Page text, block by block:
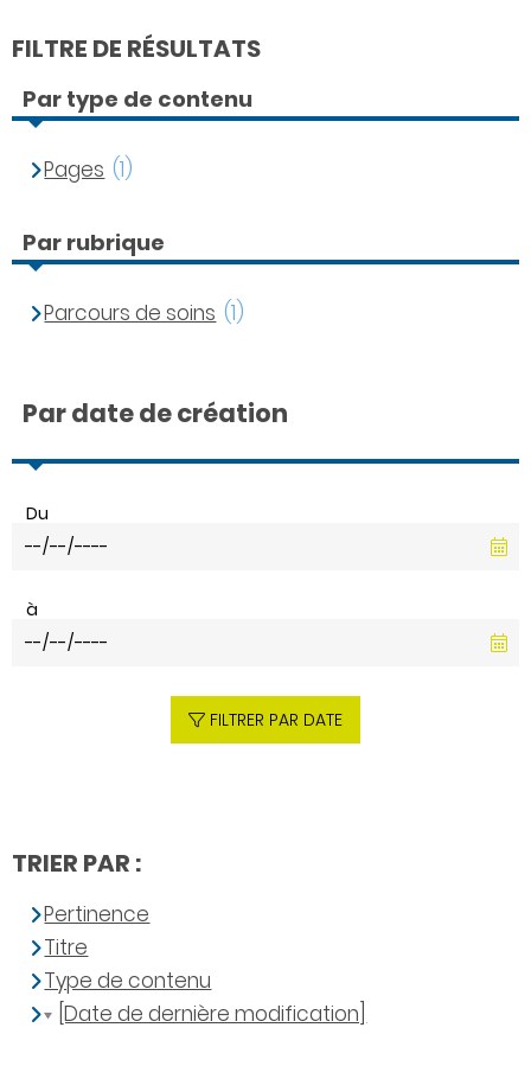
FILTRE DE RÉSULTATS
Par type de contenu
Pages (1)
Par rubrique
Parcours de soins (1)
Par date de création
Du
à
FILTRER PAR DATE
TRIER PAR :
Pertinence
Titre
Type de contenu
[Date de dernière modification]